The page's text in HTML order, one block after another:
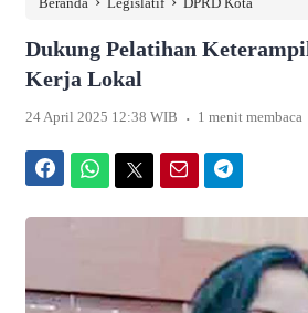
Dukung Pelatihan
Kerja Lokal
24 April 2025 12:38 WIB . 1 menit membaca